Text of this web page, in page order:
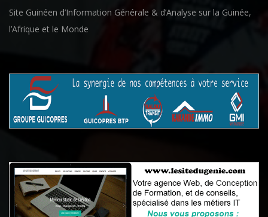
Site Guinéen d’Information Générale & d’Analyse sur la Guinée,
l’Afrique et le Monde